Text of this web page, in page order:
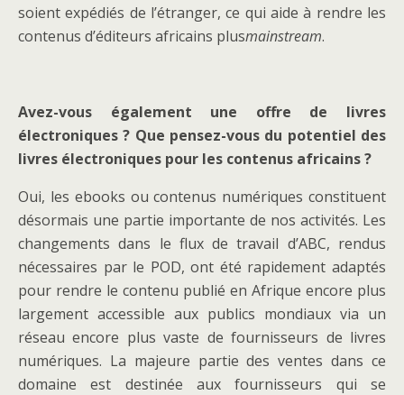
soient expédiés de l’étranger, ce qui aide à rendre les
contenus d’éditeurs africains plusmainstream.
Avez-vous également une offre de livres
électroniques ? Que pensez-vous du potentiel des
livres électroniques pour les contenus africains ?
Oui, les ebooks ou contenus numériques constituent
désormais une partie importante de nos activités. Les
changements dans le flux de travail d’ABC, rendus
nécessaires par le POD, ont été rapidement adaptés
pour rendre le contenu publié en Afrique encore plus
largement accessible aux publics mondiaux via un
réseau encore plus vaste de fournisseurs de livres
numériques. La majeure partie des ventes dans ce
domaine est destinée aux fournisseurs qui se